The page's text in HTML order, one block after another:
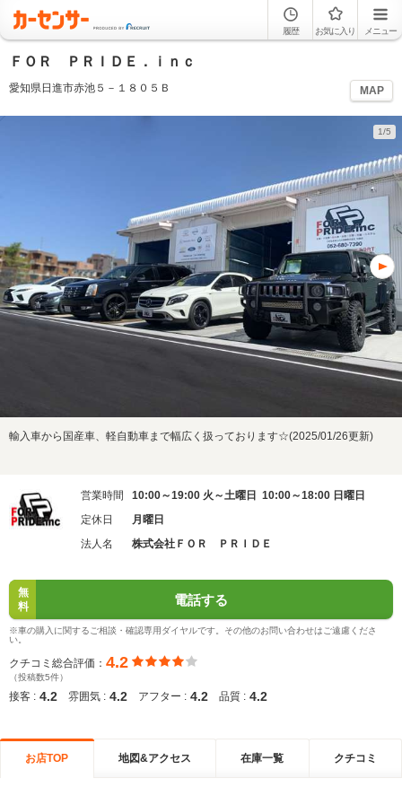
履歴 お気に入り メニュー
ＦＯＲ ＰＲＩＤＥ．ｉｎｃ
愛知県日進市赤池５－１８０５Ｂ MAP
1/5
輸入車から国産車、軽自動車まで幅広く扱っております☆(2025/01/26更新)
営業時間
10:00～19:00 火～土曜日 10:00～18:00 日曜日
定休日
月曜日
法人名
株式会社ＦＯＲ ＰＲＩＤＥ
無
料
電話する
※車の購入に関するご相談・確認専用ダイヤルです。その他のお問い合わせはご遠慮くださ
い。
クチコミ総合評価： 4.2
（投稿数5件）
接客 : 4.2 雰囲気 : 4.2 アフター : 4.2 品質 : 4.2
お店TOP 地図&アクセス 在庫一覧 クチコミ